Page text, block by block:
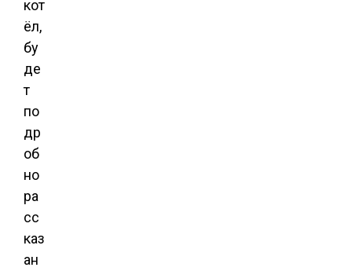
кот
ёл,
бу
де
т
по
др
об
но
ра
сс
каз
ан